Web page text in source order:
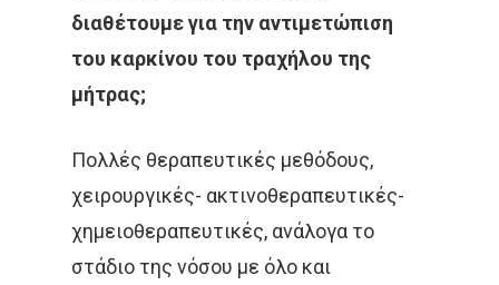
διαθέτουμε για την αντιμετώπιση
του καρκίνου του τραχήλου της
μήτρας;
Πολλές θεραπευτικές μεθόδους,
χειρουργικές- ακτινοθεραπευτικές-
χημειοθεραπευτικές, ανάλογα το
στάδιο της νόσου με όλο και